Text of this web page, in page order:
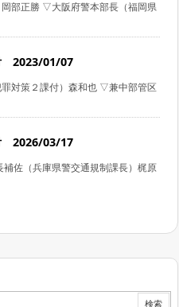
部正勝 ▽大阪府警本部長（福岡県
2023/01/07
対策２課付）森和也 ▽兼中部管区
2026/03/17
佐（兵庫県警交通規制課長）梶原